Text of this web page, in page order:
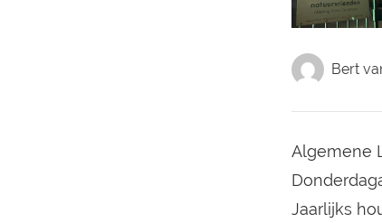
Bert
Algemene
Jaarlijks